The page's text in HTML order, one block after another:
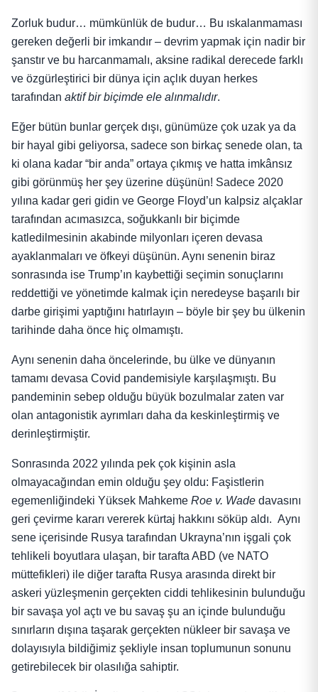
Zorluk budur… mümkünlük de budur… Bu ıskalanmaması
gereken değerli bir imkandır – devrim yapmak için nadir bir
şanstır ve bu harcanmamalı, aksine radikal derecede farklı
ve özgürleştirici bir dünya için açlık duyan herkes
tarafından aktif bir biçimde ele alınmalıdır.
Eğer bütün bunlar gerçek dışı, günümüze çok uzak ya da
bir hayal gibi geliyorsa, sadece son birkaç senede olan, ta
ki olana kadar “bir anda” ortaya çıkmış ve hatta imkânsız
gibi görünmüş her şey üzerine düşünün! Sadece 2020
yılına kadar geri gidin ve George Floyd’un kalpsiz alçaklar
tarafından acımasızca, soğukkanlı bir biçimde
katledilmesinin akabinde milyonları içeren devasa
ayaklanmaları ve öfkeyi düşünün. Aynı senenin biraz
sonrasında ise Trump’ın kaybettiği seçimin sonuçlarını
reddettiği ve yönetimde kalmak için neredeyse başarılı bir
darbe girişimi yaptığını hatırlayın – böyle bir şey bu ülkenin
tarihinde daha önce hiç olmamıştı.
Aynı senenin daha öncelerinde, bu ülke ve dünyanın
tamamı devasa Covid pandemisiyle karşılaşmıştı. Bu
pandeminin sebep olduğu büyük bozulmalar zaten var
olan antagonistik ayrımları daha da keskinleştirmiş ve
derinleştirmiştir.
Sonrasında 2022 yılında pek çok kişinin asla
olmayacağından emin olduğu şey oldu: Faşistlerin
egemenliğindeki Yüksek Mahkeme Roe v. Wade davasını
geri çevirme kararı vererek kürtaj hakkını söküp aldı. Aynı
sene içerisinde Rusya tarafından Ukrayna’nın işgali çok
tehlikeli boyutlara ulaşan, bir tarafta ABD (ve NATO
müttefikleri) ile diğer tarafta Rusya arasında direkt bir
askeri yüzleşmenin gerçekten ciddi tehlikesinin bulunduğu
bir savaşa yol açtı ve bu savaş şu an içinde bulunduğu
sınırların dışına taşarak gerçekten nükleer bir savaşa ve
dolayısıyla bildiğimiz şekliyle insan toplumunun sonunu
getirebilecek bir olasılığa sahiptir.